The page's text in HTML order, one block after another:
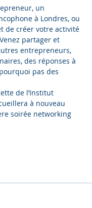
un
à Londres, ou
de créer votre activité
partager et
entrepreneurs,
des réponses à
pas des
de l’Institut
à nouveau
soirée networking